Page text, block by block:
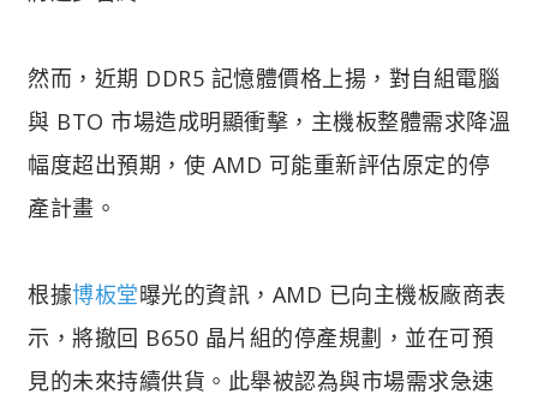
然而，近期 DDR5 記憶體價格上揚，對自組電腦
與 BTO 市場造成明顯衝擊，主機板整體需求降溫
幅度超出預期，使 AMD 可能重新評估原定的停
產計畫。
根據博板堂曝光的資訊，AMD 已向主機板廠商表
示，將撤回 B650 晶片組的停產規劃，並在可預
見的未來持續供貨。此舉被認為與市場需求急速